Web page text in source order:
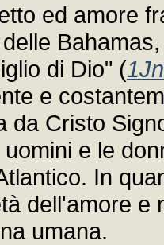
ed amore
di Dio" (
e
da Cristo
e le
In
dell'amore
umana.